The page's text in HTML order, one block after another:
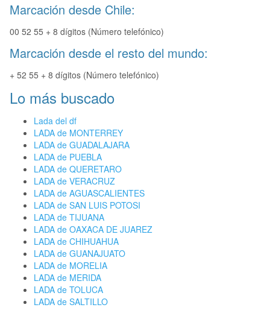
Marcación desde Chile:
00 52 55 + 8 dígitos (Número telefónico)
Marcación desde el resto del mundo:
+ 52 55 + 8 dígitos (Número telefónico)
Lo más buscado
Lada del df
LADA de MONTERREY
LADA de GUADALAJARA
LADA de PUEBLA
LADA de QUERETARO
LADA de VERACRUZ
LADA de AGUASCALIENTES
LADA de SAN LUIS POTOSI
LADA de TIJUANA
LADA de OAXACA DE JUAREZ
LADA de CHIHUAHUA
LADA de GUANAJUATO
LADA de MORELIA
LADA de MERIDA
LADA de TOLUCA
LADA de SALTILLO